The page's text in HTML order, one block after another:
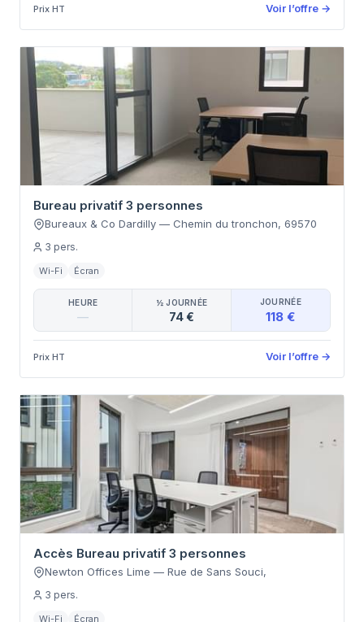
Prix HT Voir l’offre →
Bureau privatif 3 personnes
Bureaux & Co Dardilly — Chemin du tronchon, 69570
3 pers.
Wi-Fi Écran
HEURE
—
½ JOURNÉE
74 €
JOURNÉE
118 €
Prix HT Voir l’offre →
Accès Bureau privatif 3 personnes
Newton Offices Lime — Rue de Sans Souci,
3 pers.
Wi-Fi Écran